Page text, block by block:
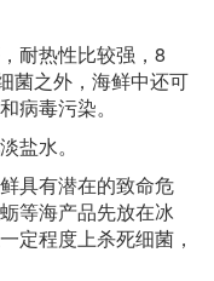
耐热性比较强，8
菌之外，海鲜中还可
病毒污染。
盐水。
具有潜在的致命危
等海产品先放在冰
定程度上杀死细菌，